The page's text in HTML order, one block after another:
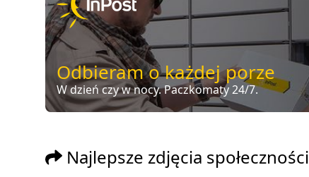
Odbieram o każdej porze
W dzień czy w nocy. Paczkomaty 24/7.
Najlepsze zdjęcia społeczności